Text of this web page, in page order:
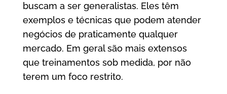
buscam a ser generalistas. Eles têm
exemplos e técnicas que podem atender
negócios de praticamente qualquer
mercado. Em geral são mais extensos
que treinamentos sob medida, por não
terem um foco restrito.